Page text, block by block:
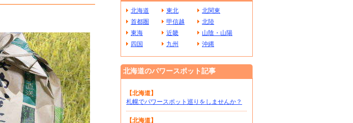
北海道 東北
北関東
首都圏
甲信越
北陸
東海
近畿
山陰・山陽
四国
九州 沖縄
北海道のパワースポット記事
【北海道】
札幌でパワースポット巡りをしませんか？
【北海道】